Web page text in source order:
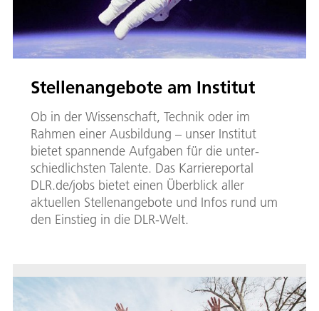
Stellenangebote am Institut
Ob in der Wis­sen­schaft­, Tech­ni­k oder im
Rahmen einer Ausbildung – unser Institut
bietet span­nen­de Auf­ga­ben für die un­ter­
schied­lichs­ten Ta­len­te. Das Karriereportal
DLR.de/jobs bietet einen Überblick al­ler
aktuellen Stel­len­an­ge­bo­te und In­fos rund um
den Ein­stieg in die DLR-Welt.